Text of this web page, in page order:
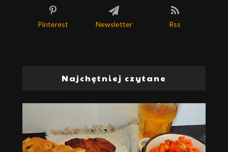
Pinterest Newsletter Rss
Najchętniej czytane